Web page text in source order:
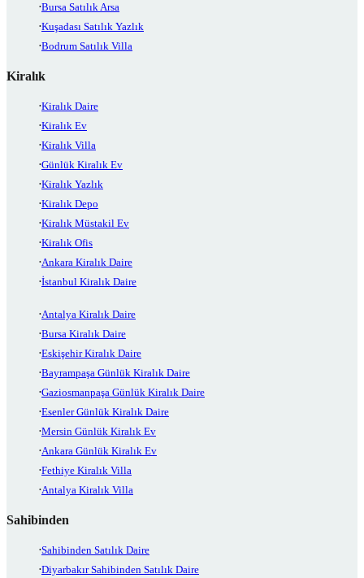
Bursa Satılık Arsa
Kuşadası Satılık Yazlık
Bodrum Satılık Villa
Kiralık
Kiralık Daire
Kiralık Ev
Kiralık Villa
Günlük Kiralık Ev
Kiralık Yazlık
Kiralık Depo
Kiralık Müstakil Ev
Kiralık Ofis
Ankara Kiralık Daire
İstanbul Kiralık Daire
Antalya Kiralık Daire
Bursa Kiralık Daire
Eskişehir Kiralık Daire
Bayrampaşa Günlük Kiralık Daire
Gaziosmanpaşa Günlük Kiralık Daire
Esenler Günlük Kiralık Daire
Mersin Günlük Kiralık Ev
Ankara Günlük Kiralık Ev
Fethiye Kiralık Villa
Antalya Kiralık Villa
Sahibinden
Sahibinden Satılık Daire
Diyarbakır Sahibinden Satılık Daire